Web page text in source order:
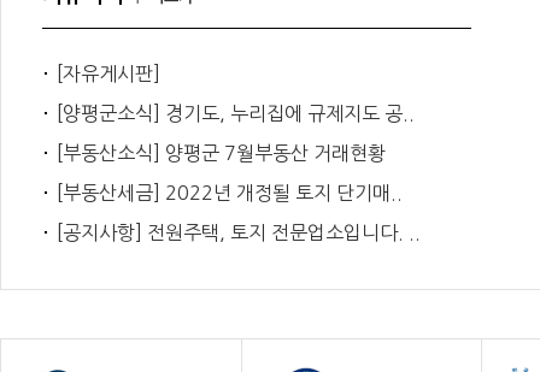
[자유게시판]
[양평군소식] 경기도, 누리집에 규제지도 공..
[부동산소식] 양평군 7월부동산 거래현황
[부동산세금] 2022년 개정될 토지 단기매..
[공지사항] 전원주택, 토지 전문업소입니다. ..